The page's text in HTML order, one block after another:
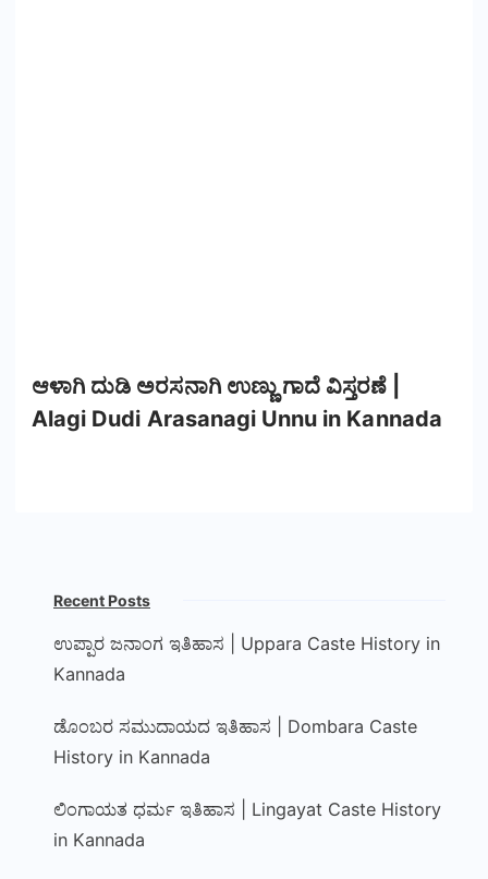
ಆಳಾಗಿ ದುಡಿ ಅರಸನಾಗಿ ಉಣ್ಣು ಗಾದೆ ವಿಸ್ತರಣೆ |
Alagi Dudi Arasanagi Unnu in Kannada
Recent Posts
ಉಪ್ಪಾರ ಜನಾಂಗ ಇತಿಹಾಸ | Uppara Caste History in
Kannada
ಡೊಂಬರ ಸಮುದಾಯದ ಇತಿಹಾಸ | Dombara Caste
History in Kannada
ಲಿಂಗಾಯತ ಧರ್ಮ ಇತಿಹಾಸ | Lingayat Caste History
in Kannada